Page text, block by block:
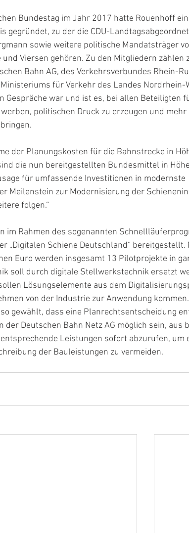
Bundestag im Jahr 2017 hatte Rouenhoff
gegründet, zu der die CDU-
sowie weitere politische Mandatsträger
Viersen gehören. Zu den Mitgliedern zählen
Bahn AG, des Verkehrsverbundes Rhein-
für Verkehr des Landes Nordrhein-
Gespräche war und ist es, bei allen Beteiligten
politischen Druck zu erzeugen und mehr
der Planungskosten für die Bahnstrecke in
die nun bereitgestellten Bundesmittel in
für umfassende Investitionen in modernste
Meilenstein zur Modernisierung der
folgen.“
im Rahmen des sogenannten
„Digitalen Schiene Deutschland“ bereitgestellt.
Euro werden insgesamt 13 Pilotprojekte in
soll durch digitale Stellwerkstechnik ersetzt
Lösungselemente aus dem
von der Industrie zur Anwendung
gewählt, dass eine Planrechtsentscheidung
der Deutschen Bahn Netz AG möglich sein, aus
Leistungen sofort abzurufen, um
der Bauleistungen zu vermeiden.